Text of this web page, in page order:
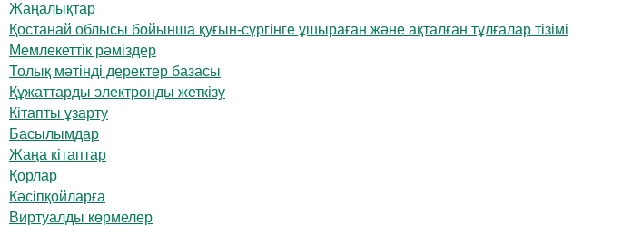
Жаңалықтар
Қостанай облысы бойынша қуғын-сүргінге ұшыраған және ақталған тұлғалар тізімі
Мемлекеттік рәміздер
Толық мәтінді деректер базасы
Құжаттарды электронды жеткізу
Кітапты ұзарту
Басылымдар
Жаңа кітаптар
Қорлар
Кәсіпқойларға
Виртуалды көрмелер